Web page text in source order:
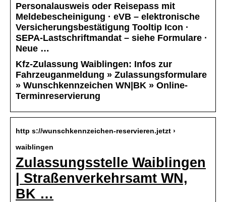
Personalausweis oder Reisepass mit
Meldebescheinigung · eVB – elektronische
Versicherungsbestätigung Tooltip Icon ·
SEPA-Lastschriftmandat – siehe Formulare ·
Neue …
Kfz-Zulassung Waiblingen: Infos zur
Fahrzeuganmeldung » Zulassungsformulare
» Wunschkennzeichen WN|BK » Online-
Terminreservierung
http s://wunschkennzeichen-reservieren.jetzt ›
waiblingen
Zulassungsstelle Waiblingen
| Straßenverkehrsamt WN,
BK …